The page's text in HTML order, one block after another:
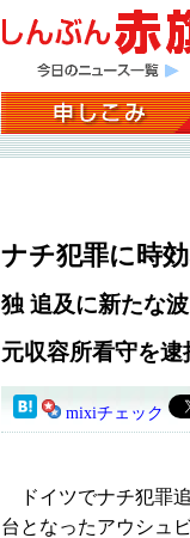
ナチ犯罪に時
独 追及に新たな波
元収容所看守を逮
mixiチェック
ドイツでナチ犯罪
台となったアウシュ